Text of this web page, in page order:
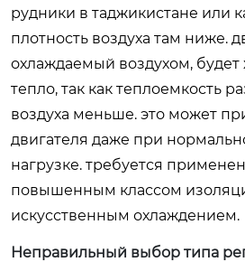
рудники в таджикистане или
плотность воздуха там ниже.
охлаждаемый воздухом, будет
тепло, так как теплоемкость
воздуха меньше. это может
двигателя даже при
нагрузке. требуется
повышенным классом
искусственным охлаждением.
Неправильный выбор типа